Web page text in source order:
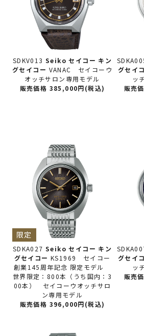
SDKV013 Seiko セイコー キン
グセイコー VANAC セイコーウ
オッチサロン専用モデル
販売価格 385,000円(税込)
グセイ
ッ
販売
SDKA027 Seiko セイコー キン
グセイコー KS1969 セイコー
創業145周年記念 限定モデル
世界限定：800本（うち国内：3
00本） セイコーウオッチサロ
ン専用モデル
限定
販売価格 396,000円(税込)
グセイ
ッ
販売